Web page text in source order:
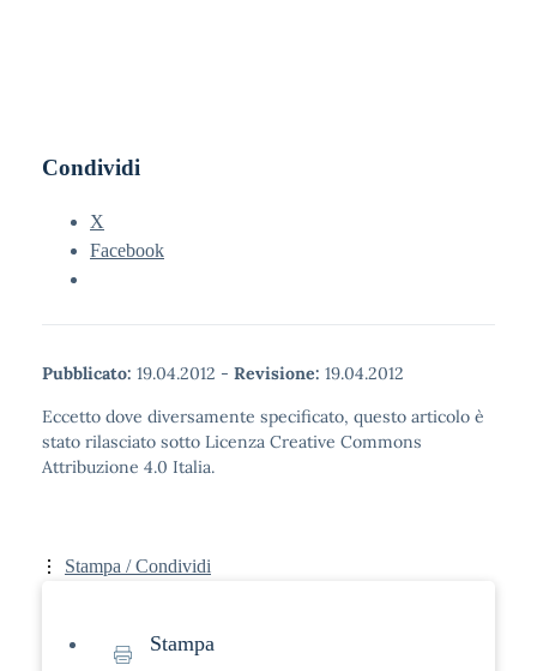
Condividi
X
Facebook
Pubblicato: 19.04.2012 - Revisione: 19.04.2012
Eccetto dove diversamente specificato, questo articolo è
stato rilasciato sotto Licenza Creative Commons
Attribuzione 4.0 Italia.
Stampa / Condividi
Stampa